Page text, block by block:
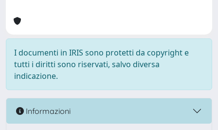
I documenti in IRIS sono protetti da copyright e
tutti i diritti sono riservati, salvo diversa
indicazione.
Informazioni